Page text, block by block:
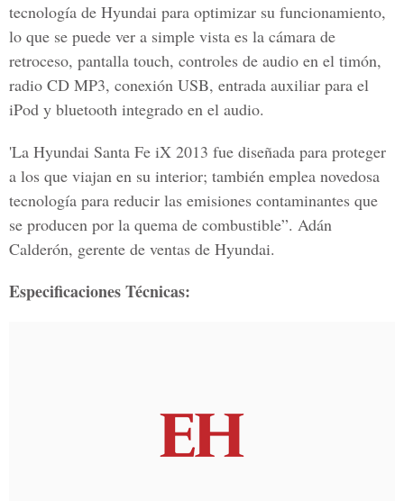
tecnología de Hyundai para optimizar su funcionamiento,
lo que se puede ver a simple vista es la cámara de
retroceso, pantalla touch, controles de audio en el timón,
radio CD MP3, conexión USB, entrada auxiliar para el
iPod y bluetooth integrado en el audio.
'La Hyundai Santa Fe iX 2013 fue diseñada para proteger
a los que viajan en su interior; también emplea novedosa
tecnología para reducir las emisiones contaminantes que
se producen por la quema de combustible”. Adán
Calderón, gerente de ventas de Hyundai.
Especificaciones Técnicas: